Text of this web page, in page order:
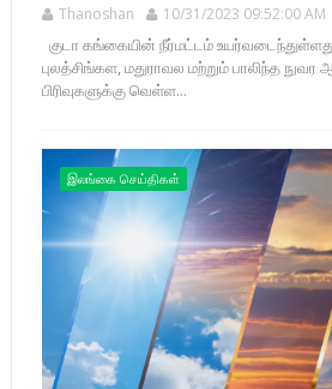
Thanoshan 10/31/2023 09:52:00 AM
குடா கங்கையின் நீர்மட்டம்
புலத்சிங்கள, மதுராவல மற்றும் பாலிந்த
பிரிவுகளுக்கு வெள்ள...
இலங்கை செய்திகள்